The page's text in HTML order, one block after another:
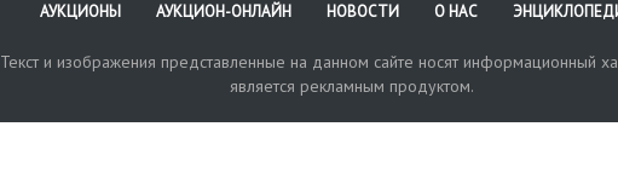
АУКЦИОНЫ АУКЦИОН-ОНЛАЙН НОВОСТИ О НАС
Текст и изображения представленные на данном сайте носят информационный
является рекламным продуктом.